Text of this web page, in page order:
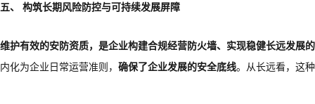
五、 构筑长期风险防控与可持续发展屏障
维护有效的安防资质，是企业构建合规经营防火墙、实现稳健长远发展
内化为企业日常运营准则， 确保了企业发展的安全底线。从长远看，这